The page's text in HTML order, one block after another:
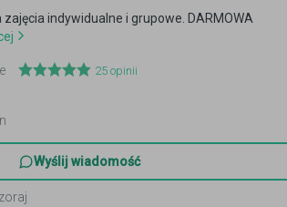
indywidualne i grupowe. DARMOWA
25 opinii
Wyślij wiadomość